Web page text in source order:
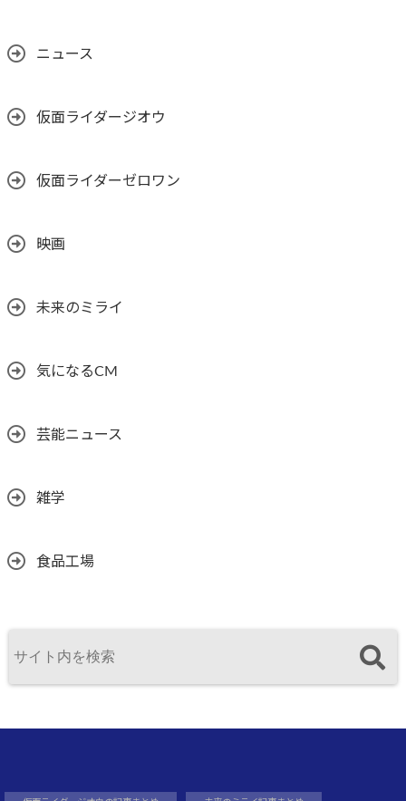
ニュース
仮面ライダージオウ
仮面ライダーゼロワン
映画
未来のミライ
気になるCM
芸能ニュース
雑学
食品工場